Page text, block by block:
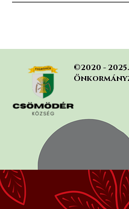
©2020 -
Vissza a tartalomhoz